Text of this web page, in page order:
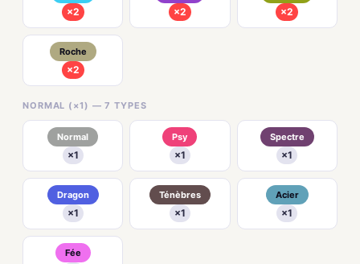
×2 ×2 ×2
Roche
×2
NORMAL (×1) — 7 TYPES
Normal
×1
Psy
×1
Spectre
×1
Dragon
×1
Ténèbres
×1
Acier
×1
Fée